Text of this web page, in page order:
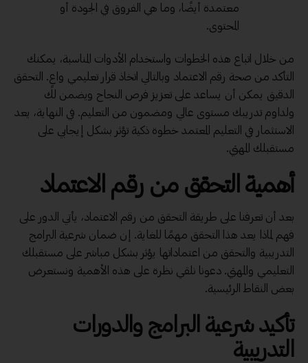
معتمدة أيضًا، وما هي الفروق في الجودة أو
المحتوى.
من خلال اتباع هذه الخطوات واستخدام الأدوات المناسبة، يمكنك
التأكد من صحة رقم الاعتماد وبالتالي اتخاذ قرار تعليمي واعٍ. التحقق
الدقيق يمكن أن يساعد على تعزيز فرص النجاح ويضمن لك
ولداوم تدريبك مستوى عالي ومضمون من التعليم. في النهاية، يعد
الاستثمار في التعليم المعتمد خطوة ذكية تؤثر بشكل إيجابي على
مستقبلك المهني.
أهمية التحقق من رقم الاعتماد
بعد أن تعرفنا على طريقة التحقق من رقم الاعتماد، يأتي الدور على
فهم لماذا يعد هذا التحقق مهمًا للغاية. إن ضمان شرعية البرامج
التدريبية والتحقق من اعتماداتها يؤثر بشكل مباشر على مستقبلك
التعليمي والمهني. دعونا نلقي نظرة على هذه الأهمية ونستعرض
بعض النقاط الرئيسية.
تأكيد شرعية البرامج والدورات
التدريبية